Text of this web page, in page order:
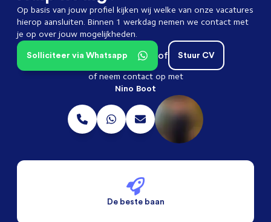
Op basis van jouw profiel kijken wij welke van onze vacatures
hierop aansluiten. Binnen 1 werkdag nemen we contact met
je op over jouw mogelijkheden.
Stuur CV
of
Solliciteer via Whatsapp
of neem contact op met
Nino Boot
De beste baan